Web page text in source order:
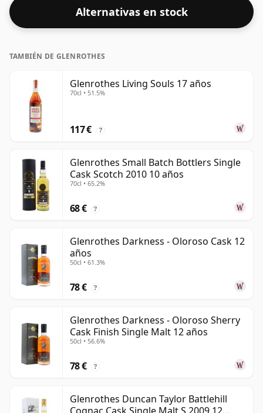
Alternativas en stock
TAMBIÉN DE GLENROTHES
Glenrothes Living Souls 17 años
70cl • 51.5%
117 € ?
Glenrothes Small Batch Bottlers Single
Cask Scotch 2010 10 años
70cl • 65.2%
68 € ?
Glenrothes Darkness - Oloroso Cask 12
años
50cl • 61.3%
78 € ?
Glenrothes Darkness - Oloroso Sherry
Cask Finish Single Malt 12 años
50cl • 56.6%
78 € ?
Glenrothes Duncan Taylor Battlehill